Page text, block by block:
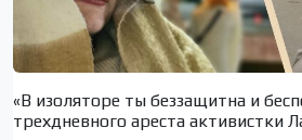
«В изоляторе ты беззащитна и
трехдневного ареста активистки